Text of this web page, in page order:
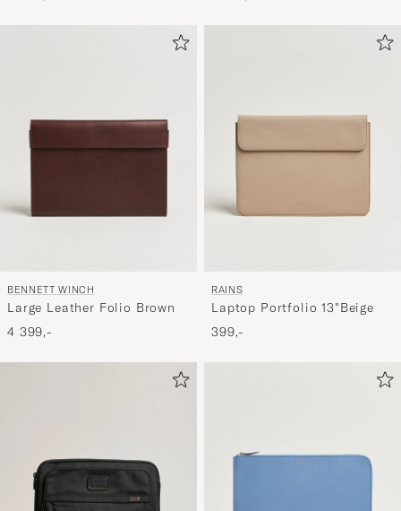
BENNETT WINCH
Large Leather Folio Brown
4 399,-
RAINS
Laptop Portfolio 13"Beige
399,-